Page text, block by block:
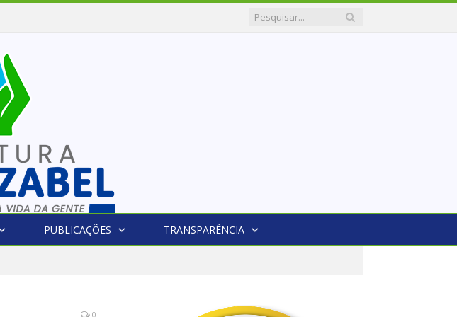
PUBLICAÇÕES TRANSPARÊNCIA
0